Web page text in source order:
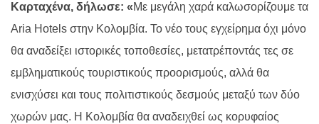
Καρταχένα, δήλωσε: «Με μεγάλη χαρά καλωσορίζουμε τα
Aria Hotels στην Κολομβία. Το νέο τους εγχείρημα όχι μόνο
θα αναδείξει ιστορικές τοποθεσίες, μετατρέποντάς τες σε
εμβληματικούς τουριστικούς προορισμούς, αλλά θα
ενισχύσει και τους πολιτιστικούς δεσμούς μεταξύ των δύο
χωρών μας. Η Κολομβία θα αναδειχθεί ως κορυφαίος